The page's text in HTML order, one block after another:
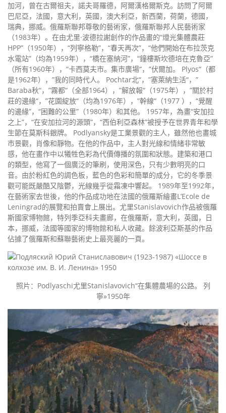
加河，曾在古爾祖夫，諾夫哥羅德，阿爾漢格爾斯克。訪問了阿爾
巴尼亞，法國，意大利，英國，澳大利亞，新西蘭，荷蘭，德國，
瑞典，挪威。俄羅斯聯邦尊敬的藝術家，俄羅斯聯邦人民藝術家
（1983年）。在由尤里·波德拉謝創作的作品畫的“燈光集體農莊
HPP”（1950年），“列寧格勒”，“春天再次”，“他們開始在布拉茨克
水電站”（均為1959年），“橋在塞納河”，“鐘樓斯坎德培在克魯亞”
（所有1960年），“卡西莫夫市。集市廣場“，”伏爾加。 Plyos“（都
是1962年），”我的同時代人。 Pochtar北“，”塞萊納生活“，”
Baraba秋“，”霧都“（全部1964），”解放報“（1975年），”關於村
莊的邊緣“，”花園綻放“（均為1976年），”幹線“（1977 ），“覺醒
的邊緣”，“困難的公里”（1980年）和其他。 1957年，為畫“安加拉
之上”，“在安加拉河的源頭”，“西伯利亞森林”被授予在世界青年和學
生節在莫斯科銀牌。 Podlyansky是工業景觀的主人，雖然他也畫城
市景觀，肖像和靜物。在他的作品中，主人對光線和情緒非常敏
感，他在畫作中以犧牲色彩為代價傳播的氛圍和狀態。建築和港口
的類型，他寫了一個廣泛的筆刷，使用深色，只有少數明亮的口
音。由於粉紅色的調色板，藍色的色彩和簡單的成分，它的冬季景
觀可能既嚴酷又陰鬱，光線幾乎從霜凍中響起。 1989年至1992年，
在藝術家去世後，他的作品成功地在法國的俄羅斯繪畫L’Ecole de
Leningrad的展覽和拍賣會上展出。尤里Stanislavovich作品被俄羅
斯國家博物館，特列季亞科夫畫廊，在俄羅斯，意大利，英國，日
本，挪威，法國等國家的博物館和私人收藏。餘波利亞斯基的作品
佔據了俄羅斯和蘇聯藝術史上最亮麗的一頁。
照片：Podlyaschi尤里Stanislavovich“在集體農場的公路。 列
寧»1950年